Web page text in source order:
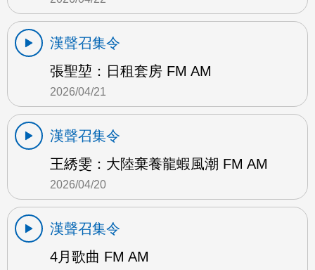
漢聲召集令
張聖堃：日租套房 FM AM
2026/04/21
漢聲召集令
王綉雯：大陸棄養龍蝦風潮 FM AM
2026/04/20
漢聲召集令
4月歌曲 FM AM